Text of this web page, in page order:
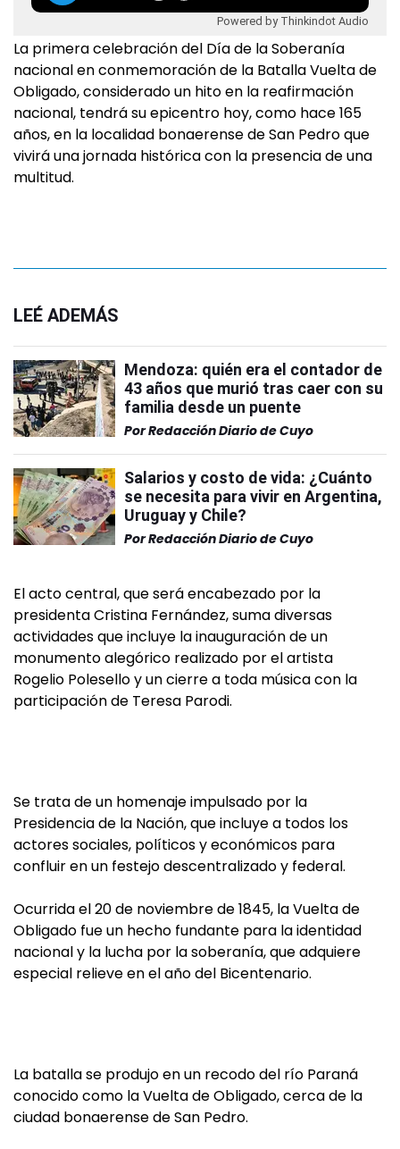
Powered by Thinkindot Audio
La primera celebración del Día de la Soberanía
nacional en conmemoración de la Batalla Vuelta de
Obligado, considerado un hito en la reafirmación
nacional, tendrá su epicentro hoy, como hace 165
años, en la localidad bonaerense de San Pedro que
vivirá una jornada histórica con la presencia de una
multitud.
LEÉ ADEMÁS
Mendoza: quién era el contador de
43 años que murió tras caer con su
familia desde un puente
PorRedacción Diario de Cuyo
Salarios y costo de vida: ¿Cuánto
se necesita para vivir en Argentina,
Uruguay y Chile?
PorRedacción Diario de Cuyo
El acto central, que será encabezado por la
presidenta Cristina Fernández, suma diversas
actividades que incluye la inauguración de un
monumento alegórico realizado por el artista
Rogelio Polesello y un cierre a toda música con la
participación de Teresa Parodi.
Se trata de un homenaje impulsado por la
Presidencia de la Nación, que incluye a todos los
actores sociales, políticos y económicos para
confluir en un festejo descentralizado y federal.
Ocurrida el 20 de noviembre de 1845, la Vuelta de
Obligado fue un hecho fundante para la identidad
nacional y la lucha por la soberanía, que adquiere
especial relieve en el año del Bicentenario.
La batalla se produjo en un recodo del río Paraná
conocido como la Vuelta de Obligado, cerca de la
ciudad bonaerense de San Pedro.